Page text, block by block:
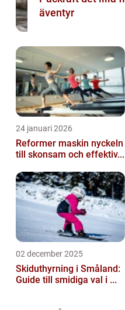
äventyr
24 januari 2026
Reformer maskin nyckeln
till skonsam och effektiv...
02 december 2025
Skiduthyrning i Småland:
Guide till smidiga val i ...